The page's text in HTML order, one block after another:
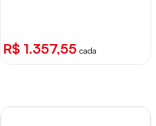
R$ 1.357,55 cada